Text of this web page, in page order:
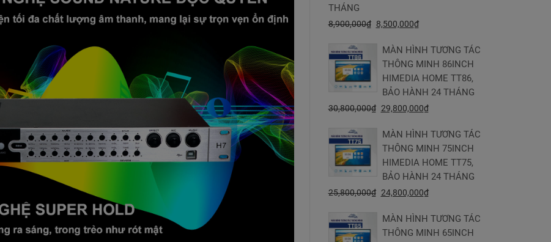
THÁNG
8,900,000₫ 8,500,000₫
MÀN HÌNH TƯƠNG TÁC
THÔNG MINH 86INCH
HIMEDIA HOME TT86,
BẢO HÀNH 24 THÁNG
30,800,000₫ 29,800,000₫
MÀN HÌNH TƯƠNG TÁC
THÔNG MINH 75INCH
HIMEDIA HOME TT75,
BẢO HÀNH 24 THÁNG
25,800,000₫ 24,800,000₫
MÀN HÌNH TƯƠNG TÁC
THÔNG MINH 65INCH